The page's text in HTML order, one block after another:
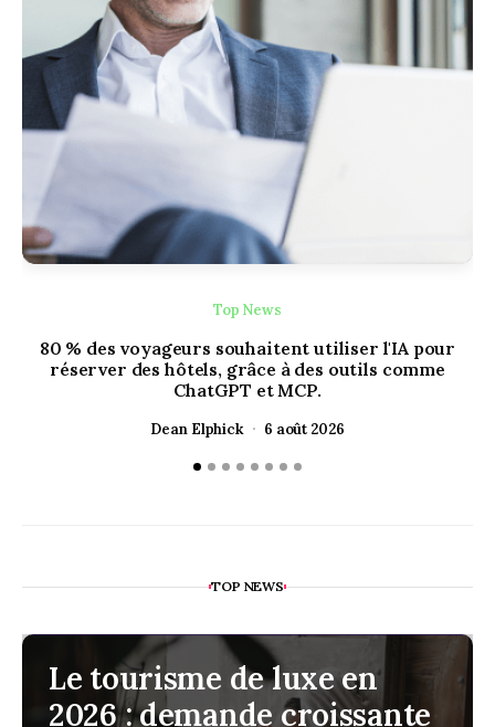
Top News
80 % des voyageurs souhaitent utiliser l'IA pour
réserver des hôtels, grâce à des outils comme
ChatGPT et MCP.
Dean Elphick 6 août 2026
TOP NEWS
Le tourisme de luxe en
2026 : demande croissante